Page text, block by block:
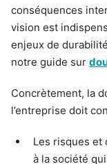
conséquences
vision est
enjeux de
notre guide sur
Concrètement, la
l’entreprise doit
Les risques et
à la société